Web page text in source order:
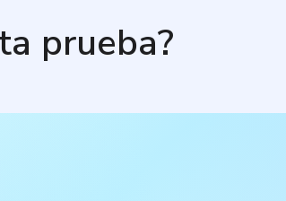
prueba?